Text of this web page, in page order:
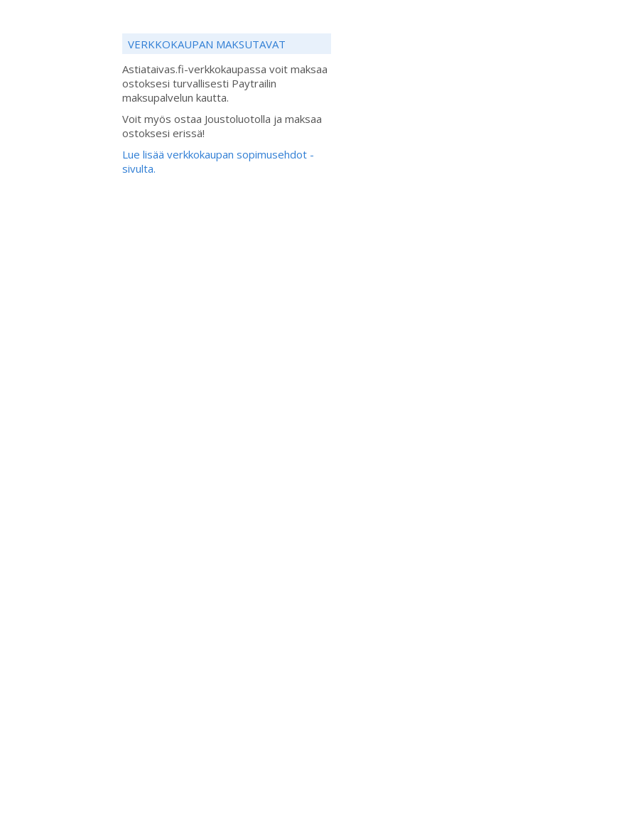
VERKKOKAUPAN MAKSUTAVAT
Astiataivas.fi-verkkokaupassa voit maksaa
ostoksesi turvallisesti Paytrailin
maksupalvelun kautta.
Voit myös ostaa Joustoluotolla ja maksaa
ostoksesi erissä!
Lue lisää verkkokaupan sopimusehdot -
sivulta.